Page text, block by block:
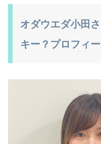
オダウエダ小田
キー？プロフィー